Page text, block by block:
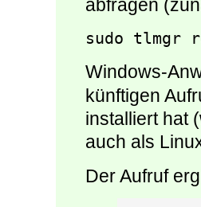
abfragen
sudo tlmgr
Windows-
künftigen
installiert hat
auch als
Der Aufruf